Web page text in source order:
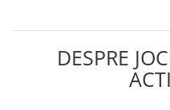
DESPRE